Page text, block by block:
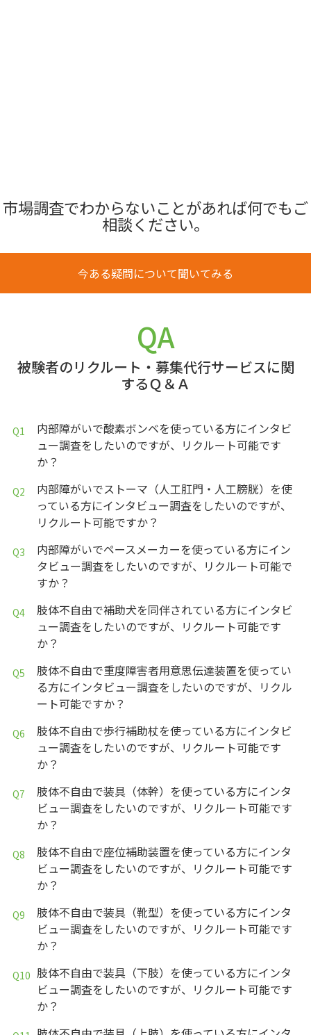
市場調査でわからないことがあれば何でもご
相談ください。
今ある疑問について聞いてみる
QA
被験者のリクルート・募集代行サービスに関
するＱ＆Ａ
内部障がいで酸素ボンベを使っている方にインタビ
ュー調査をしたいのですが、リクルート可能です
か？
内部障がいでストーマ（人工肛門・人工膀胱）を使
っている方にインタビュー調査をしたいのですが、
リクルート可能ですか？
内部障がいでペースメーカーを使っている方にイン
タビュー調査をしたいのですが、リクルート可能で
すか？
肢体不自由で補助犬を同伴されている方にインタビ
ュー調査をしたいのですが、リクルート可能です
か？
肢体不自由で重度障害者用意思伝達装置を使ってい
る方にインタビュー調査をしたいのですが、リクル
ート可能ですか？
肢体不自由で歩行補助杖を使っている方にインタビ
ュー調査をしたいのですが、リクルート可能です
か？
肢体不自由で装具（体幹）を使っている方にインタ
ビュー調査をしたいのですが、リクルート可能です
か？
肢体不自由で座位補助装置を使っている方にインタ
ビュー調査をしたいのですが、リクルート可能です
か？
肢体不自由で装具（靴型）を使っている方にインタ
ビュー調査をしたいのですが、リクルート可能です
か？
肢体不自由で装具（下肢）を使っている方にインタ
ビュー調査をしたいのですが、リクルート可能です
か？